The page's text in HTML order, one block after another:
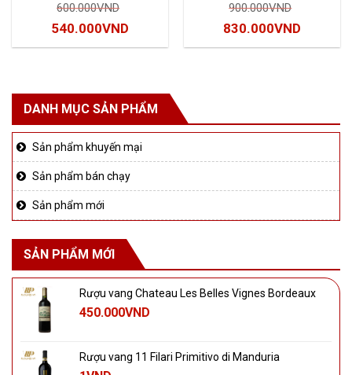
600.000VND
Giá
gốc
600.000VND.
540.000VND
hiện
là:
540.000VND.
900.000VND
Giá
gốc
830.000VND
hiện
DANH MỤC SẢN PHẨM
Sản phẩm khuyến mại
Sản phẩm bán chạy
Sản phẩm mới
SẢN PHẨM MỚI
Rượu vang Chateau Les Belles Vignes Bordeaux
450.000VND
Rượu vang 11 Filari Primitivo di Manduria